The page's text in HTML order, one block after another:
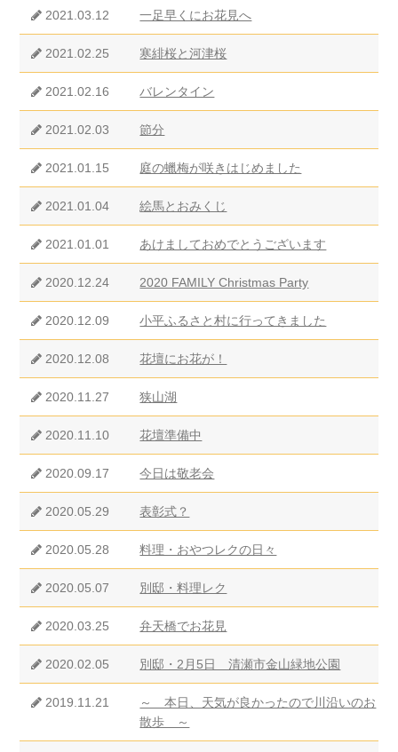
2021.03.12 一足早くにお花見へ
2021.02.25 寒緋桜と河津桜
2021.02.16 バレンタイン
2021.02.03 節分
2021.01.15 庭の蠟梅が咲きはじめました
2021.01.04 絵馬とおみくじ
2021.01.01 あけましておめでとうございます
2020.12.24 2020 FAMILY Christmas Party
2020.12.09 小平ふるさと村に行ってきました
2020.12.08 花壇にお花が！
2020.11.27 狭山湖
2020.11.10 花壇準備中
2020.09.17 今日は敬老会
2020.05.29 表彰式？
2020.05.28 料理・おやつレクの日々
2020.05.07 別邸・料理レク
2020.03.25 弁天橋でお花見
2020.02.05 別邸・2月5日 清瀬市金山緑地公園
2019.11.21
～ 本日、天気が良かったので川沿いのお
散歩 ～